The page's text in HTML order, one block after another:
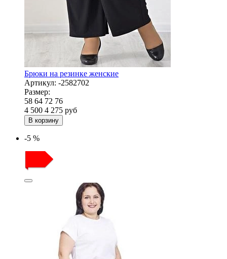
Брюки на резинке женские
Артикул: -2582702
Размер:
58 64 72 76
4 500 4 275 руб
В корзину
-5 %